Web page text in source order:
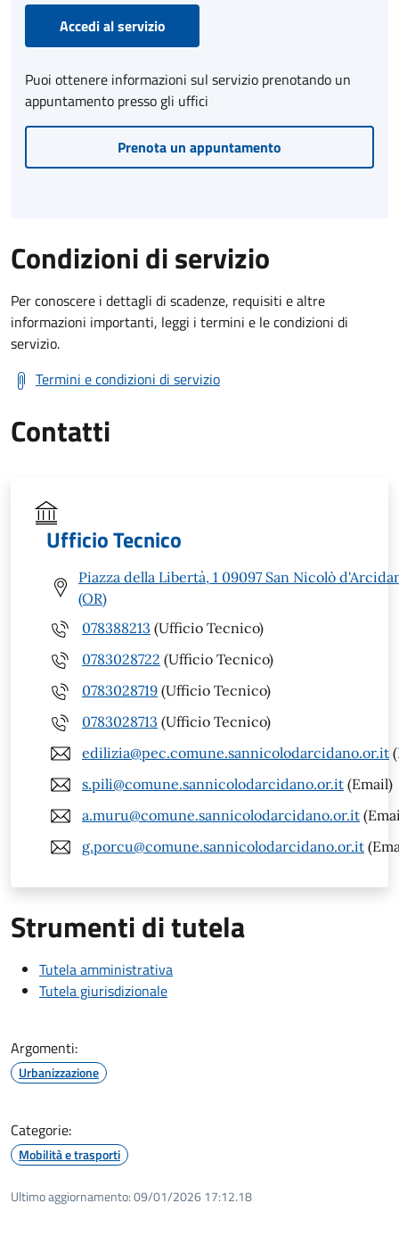
Accedi al servizio
Puoi ottenere informazioni sul servizio prenotando un
appuntamento presso gli uffici
Prenota un appuntamento
Condizioni di servizio
Per conoscere i dettagli di scadenze, requisiti e altre
informazioni importanti, leggi i termini e le condizioni di
servizio.
Termini e condizioni di servizio
Contatti
Ufficio Tecnico
Piazza della Libertà, 1 09097 San Nicolò
(OR)
078388213 (Ufficio Tecnico)
0783028722 (Ufficio Tecnico)
0783028719 (Ufficio Tecnico)
0783028713 (Ufficio Tecnico)
edilizia@pec.comune.sannicolodarcidano.or.it
s.pili@comune.sannicolodarcidano.or.it (Email)
a.muru@comune.sannicolodarcidano.or.it
g.porcu@comune.sannicolodarcidano.or.it
Strumenti di tutela
Tutela amministrativa
Tutela giurisdizionale
Argomenti:
Urbanizzazione
Categorie:
Mobilità e trasporti
Ultimo aggiornamento:09/01/2026 17:12.18